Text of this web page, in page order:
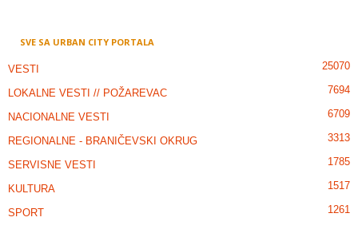
SVE SA URBAN CITY PORTALA
VESTI 25070
LOKALNE VESTI // POŽAREVAC 7694
NACIONALNE VESTI 6709
REGIONALNE - BRANIČEVSKI OKRUG 3313
SERVISNE VESTI 1785
KULTURA 1517
SPORT 1261